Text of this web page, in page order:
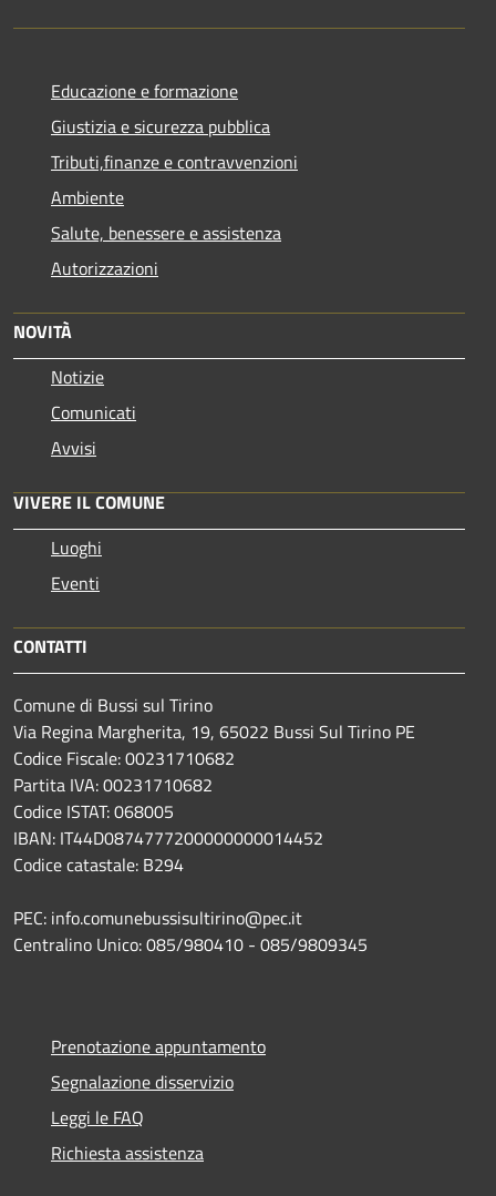
Educazione e formazione
Giustizia e sicurezza pubblica
Tributi,finanze e contravvenzioni
Ambiente
Salute, benessere e assistenza
Autorizzazioni
NOVITÀ
Notizie
Comunicati
Avvisi
VIVERE IL COMUNE
Luoghi
Eventi
CONTATTI
Comune di Bussi sul Tirino
Via Regina Margherita, 19, 65022 Bussi Sul Tirino PE
Codice Fiscale: 00231710682
Partita IVA: 00231710682
Codice ISTAT: 068005
IBAN: IT44D0874777200000000014452
Codice catastale: B294
PEC: info.comunebussisultirino@pec.it
Centralino Unico: 085/980410 - 085/9809345
Prenotazione appuntamento
Segnalazione disservizio
Leggi le FAQ
Richiesta assistenza